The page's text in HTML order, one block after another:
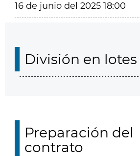
16 de junio del 2025 18:00
División en lotes
Preparación del
contrato